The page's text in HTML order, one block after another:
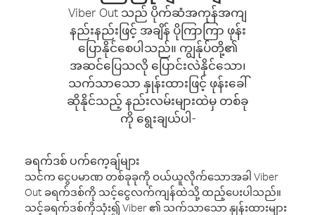
Viber Out သည် ပိုက်ဆံအကုန်အကျ
နည်းနည်းဖြင့် အချိန် ပိုကြာကြာ ဖုန်း
ပြောနိုင်စေပါသည်။ ကျွန်ုပ်တို့၏
အဆင်ပြေသလို ပြောင်းလဲနိုင်သော၊
သက်သာသော နှုန်းထားဖြင့် ဖုန်းခေါ်
ဆိုနိုင်သည့် နည်းလမ်းများထဲမှ တစ်ခု
ကို ရွေးချယ်ပါ-
ခရက်ဒစ် ပက်ကေ့ချ်များ
သင်က ငွေပမာဏ တစ်ခုခုကို ဝယ်ယူလိုက်သောအခါ Viber
Out ခရက်ဒစ်ကို သင့်ငွေလက်ကျန်ထဲသို့ ထည့်ပေးပါသည်။
သင့်ခရက်ဒစ်ကိုသုံး၍ Viber ၏ သက်သာသော နှုန်းထားများ